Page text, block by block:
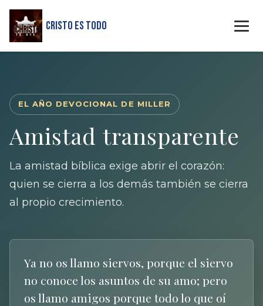
Cristo Es Todo
EL AÑO DEVOCIONAL DE MILLER
Amistad transparente
La amistad bíblica exige abrir el corazón:
quien se cierra a los demás también se cierra
al propio crecimiento.
Ya no os llamo siervos, porque el siervo
no conoce los asuntos de su amo; pero
os llamo amigos porque todo lo que oí